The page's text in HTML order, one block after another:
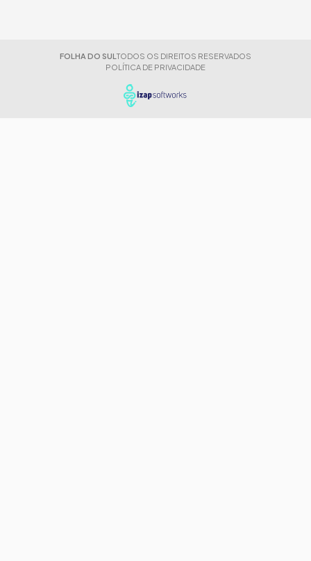
FOLHA DO SUL TODOS OS DIREITOS RESERVADOS
POLÍTICA DE PRIVACIDADE